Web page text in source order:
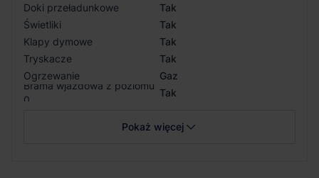
Doki przeładunkowe
Tak
Świetliki
Tak
Klapy dymowe
Tak
Tryskacze
Tak
Ogrzewanie
Gaz
Brama wjazdowa z poziomu
0
Tak
Pokaż więcej